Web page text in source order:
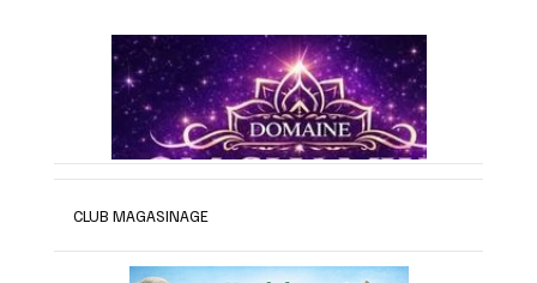
CLUB MAGASINAGE